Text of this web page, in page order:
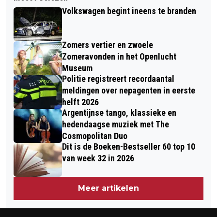
AAN KEBAB VAN KIP, OOK IN
NEDERLAND
MEETNET STIKSTOF OP BEDRIJVEN
Volkswagen begint ineens te branden
Zomers vertier en zwoele
Zomeravonden in het Openlucht
Museum
Politie registreert recordaantal
meldingen over nepagenten in eerste
helft 2026
Argentijnse tango, klassieke en
hedendaagse muziek met The
Cosmopolitan Duo
Dit is de Boeken-Bestseller 60 top 10
van week 32 in 2026
Meer artikelen